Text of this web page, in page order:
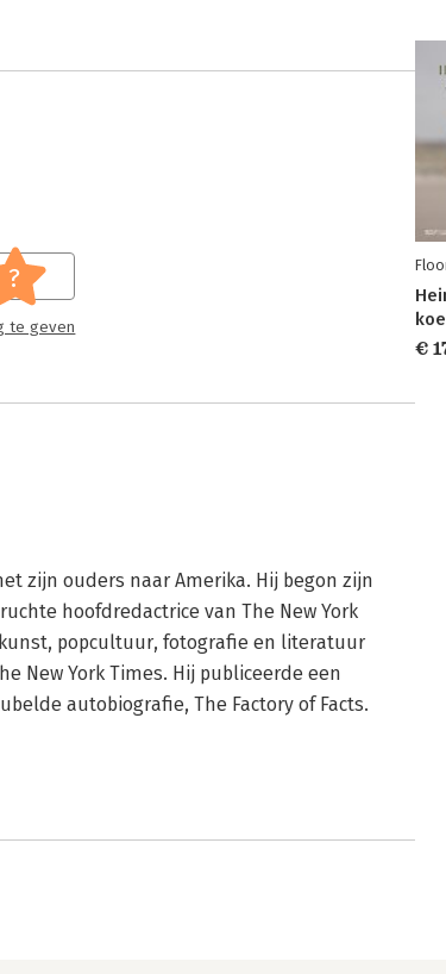
?
te geven
zijn ouders naar Amerika. Hij begon zijn
hoofdredactrice van The New York
kunst, popcultuur, fotografie en literatuur
New York Times. Hij publiceerde een
autobiografie, The Factory of Facts.
€